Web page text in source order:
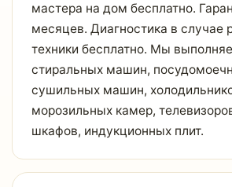
мастера на дом бесплатно.
месяцев. Диагностика в случае
техники бесплатно. Мы
стиральных машин,
сушильных машин,
морозильных камер,
шкафов, индукционных плит.